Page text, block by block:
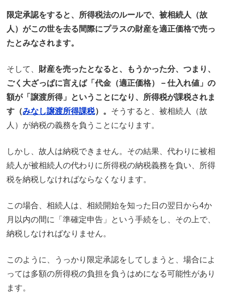
限定承認をすると、所得税法のルールで、被相続人（故
人）がこの世を去る間際にプラスの財産を適正価格で売っ
たとみなされます。
そして、 財産を売ったとなると、もうかった分、つまり、
ごく大ざっぱに言えば「代金（適正価格）－仕入れ値」の
額が「譲渡所得」ということになり、所得税が課税されま
す（みなし譲渡所得課税）。 そうすると、被相続人（故
人）が納税の義務を負うことになります。
しかし、故人は納税できません。その結果、代わりに被相
続人が被相続人の代わりに所得税の納税義務を負い、所得
税を納税しなければならなくなります。
この場合、相続人は、相続開始を知った日の翌日から4か
月以内の間に「準確定申告」という手続をし、その上で、
納税しなければなりません。
このように、うっかり限定承認をしてしまうと、場合によ
っては多額の所得税の負担を負うはめになる可能性があり
ます。